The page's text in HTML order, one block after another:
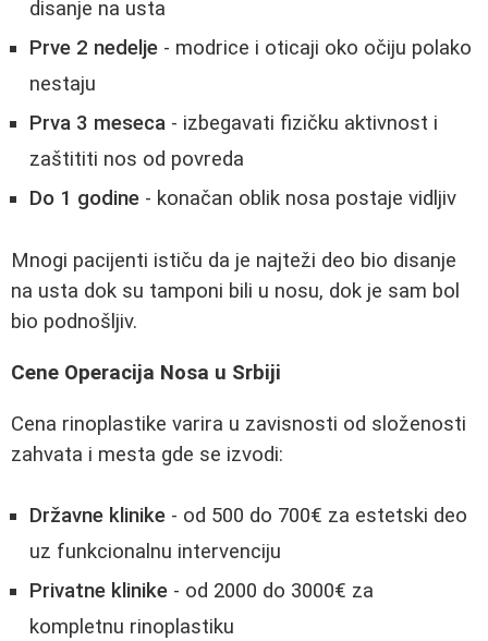
disanje na usta
Prve 2 nedelje - modrice i oticaji oko očiju polako
nestaju
Prva 3 meseca - izbegavati fizičku aktivnost i
zaštititi nos od povreda
Do 1 godine - konačan oblik nosa postaje vidljiv
Mnogi pacijenti ističu da je najteži deo bio disanje
na usta dok su tamponi bili u nosu, dok je sam bol
bio podnošljiv.
Cene Operacija Nosa u Srbiji
Cena rinoplastike varira u zavisnosti od složenosti
zahvata i mesta gde se izvodi:
Državne klinike - od 500 do 700€ za estetski deo
uz funkcionalnu intervenciju
Privatne klinike - od 2000 do 3000€ za
kompletnu rinoplastiku